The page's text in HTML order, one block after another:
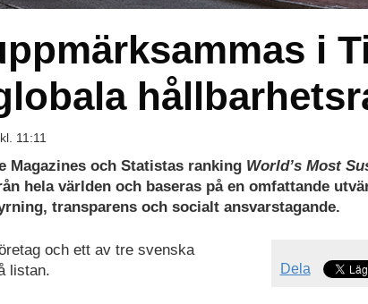
i
11:11
Magazines och Statistas ranking World’s Most
hela världen och baseras på en omfattande
transparens och socialt ansvarstagande.
Dela
och ett av tre svenska
listan.